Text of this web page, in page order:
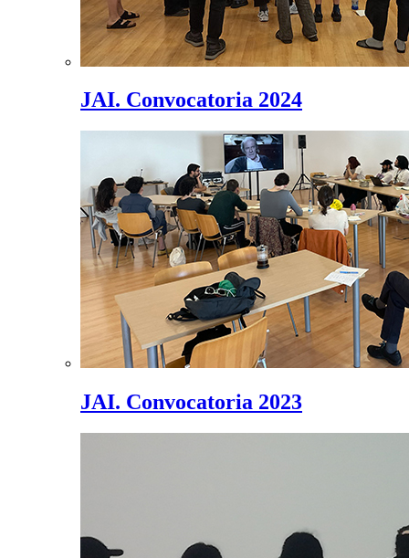
JAI. Convocatoria 2024
JAI. Convocatoria 2023